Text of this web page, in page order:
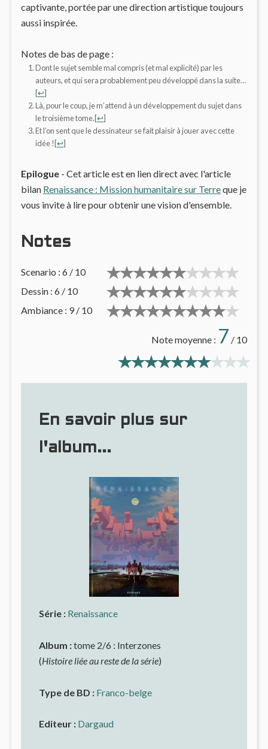
captivante, portée par une direction artistique toujours
aussi inspirée.
Notes de bas de page :
Dont le sujet semble mal compris (et mal explicité) par les
auteurs, et qui sera probablement peu développé dans la suite…
[↩]
Là, pour le coup, je m’attend à un développement du sujet dans
le troisième tome.[↩]
Et l’on sent que le dessinateur se fait plaisir à jouer avec cette
idée ! [↩]
Epilogue- Cet article est en lien direct avec l'article
bilan Renaissance : Mission humanitaire sur Terreque je
vous invite à lire pour obtenir une vision d'ensemble.
Notes
Scenario : 6 / 10
Dessin : 6 / 10
Ambiance : 9 / 10
Note moyenne : 7 / 10
En savoir plus sur
l'album...
Série : Renaissance
Album :tome 2/6 : Interzones
(Histoire liée au reste de la série)
Type de BD : Franco-belge
Editeur : Dargaud